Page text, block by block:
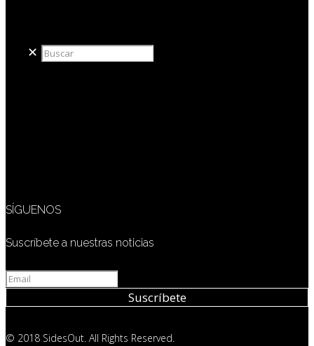
✕
SÍGUENOS
Suscríbete a nuestras noticias
© 2018 SidesOut. All Rights Reserved.